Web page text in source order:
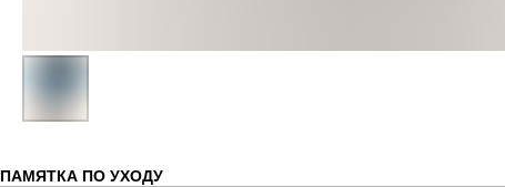
ПАМЯТКА ПО УХОДУ